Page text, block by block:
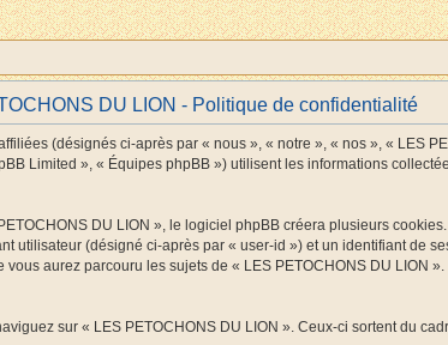
DU LION - Politique de confidentialité
(désignés ci-après par « nous », « notre », « nos », « LES
Limited », « Équipes phpBB ») utilisent les informations
DU LION », le logiciel phpBB créera plusieurs
utilisateur (désigné ci-après par « user-id ») et un identifiant de
aurez parcouru les sujets de « LES PETOCHONS DU LION
sur « LES PETOCHONS DU LION ». Ceux-ci sortent du